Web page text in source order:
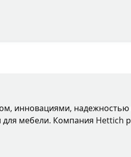
инновациями, надежностью
мебели. Компания Hettich